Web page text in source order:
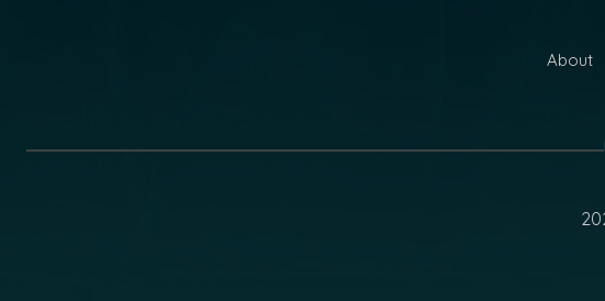
About